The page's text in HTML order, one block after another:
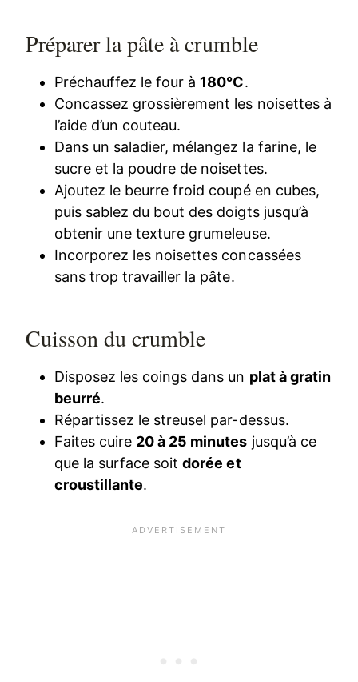
Préparer la pâte à crumble
Préchauffez le four à 180°C.
Concassez grossièrement les noisettes à
l’aide d’un couteau.
Dans un saladier, mélangez la farine, le
sucre et la poudre de noisettes.
Ajoutez le beurre froid coupé en cubes,
puis sablez du bout des doigts jusqu’à
obtenir une texture grumeleuse.
Incorporez les noisettes concassées
sans trop travailler la pâte.
Cuisson du crumble
Disposez les coings dans un plat à gratin
beurré.
Répartissez le streusel par-dessus.
Faites cuire 20 à 25 minutes jusqu’à ce
que la surface soitdorée et
croustillante.